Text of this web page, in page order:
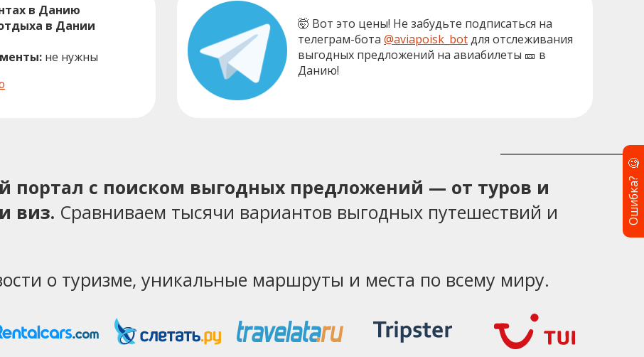
в Данию
в Дании
не нужны
🤯 Вот это цены! Не забудьте подписаться на
телеграм-бота @aviapoisk_botдля отслеживания
выгодных предложений на авиабилеты 🎫 в
Данию!
портал с поиском выгодных предложений — от туров и
виз. Сравниваем тысячи вариантов выгодных путешествий и
о туризме, уникальные маршруты и места по всему миру.
Ошибка?
🧐